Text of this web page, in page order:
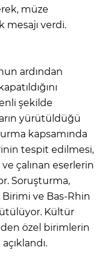
müze
mesajı verdi.
ardından
şekilde
yürütüldüğü
kapsamında
tespit edilmesi,
çalınan eserlerin
Soruşturma,
ve Bas-Rhin
Kültür
özel birimlerin